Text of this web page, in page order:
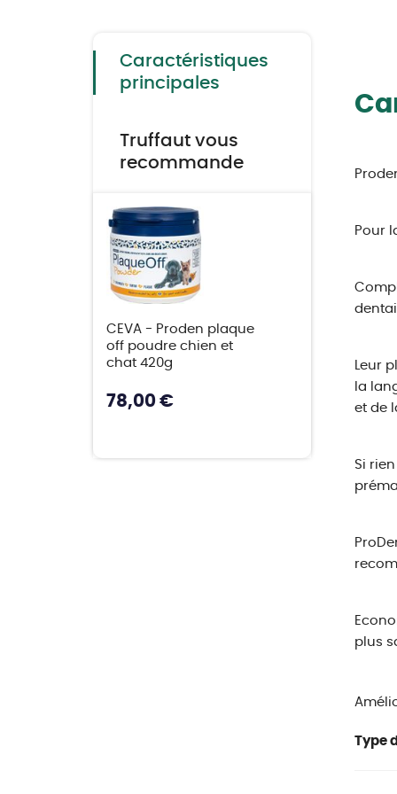
the
imagesCaractéristiques
principales
Truffaut vous
recommande
CEVA - Proden plaque
off poudre chien et
chat 420g
78,00 €
Pour
Leur
la
et de
Si
plus
Type